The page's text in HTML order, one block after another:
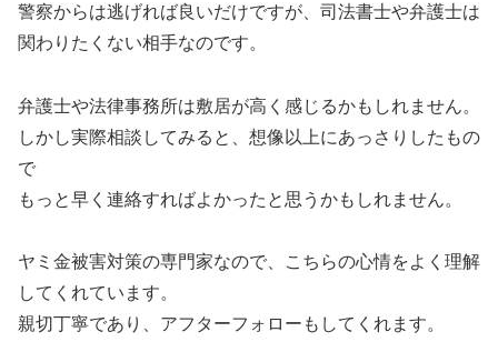
警察からは逃げれば良いだけですが、司法書士や弁護士は
関わりたくない相手なのです。
弁護士や法律事務所は敷居が高く感じるかもしれません。
しかし実際相談してみると、想像以上にあっさりしたもの
で
もっと早く連絡すればよかったと思うかもしれません。
ヤミ金被害対策の専門家なので、こちらの心情をよく理解
してくれています。
親切丁寧であり、アフターフォローもしてくれます。